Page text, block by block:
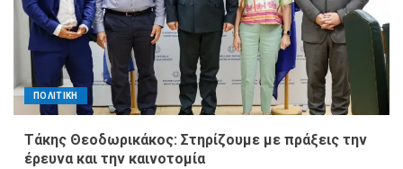
ΠΟΛΙΤΙΚΗ
Τάκης Θεοδωρικάκος: Στηρίζουμε με πράξεις την
έρευνα και την καινοτομία